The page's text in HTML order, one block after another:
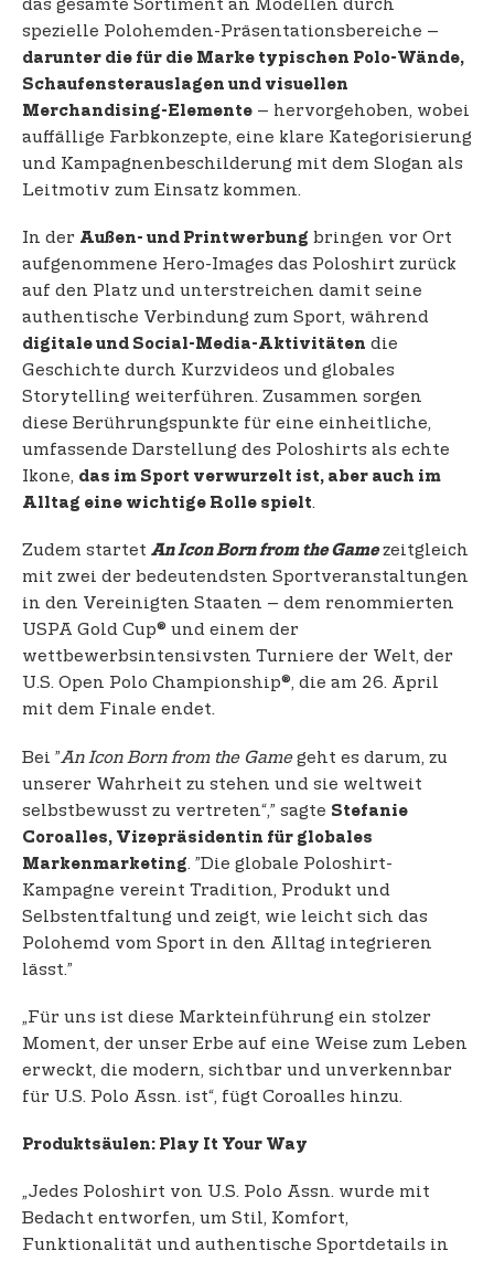
das gesamte Sortiment an Modellen durch
spezielle Polohemden-Präsentationsbereiche –
darunter die für die Marke typischen Polo-Wände,
Schaufensterauslagen und visuellen
Merchandising-Elemente – hervorgehoben, wobei
auffällige Farbkonzepte, eine klare Kategorisierung
und Kampagnenbeschilderung mit dem Slogan als
Leitmotiv zum Einsatz kommen.
In der Außen- und Printwerbung bringen vor Ort
aufgenommene Hero-Images das Poloshirt zurück
auf den Platz und unterstreichen damit seine
authentische Verbindung zum Sport, während
digitale und Social-Media-Aktivitäten die
Geschichte durch Kurzvideos und globales
Storytelling weiterführen. Zusammen sorgen
diese Berührungspunkte für eine einheitliche,
umfassende Darstellung des Poloshirts als echte
Ikone, das im Sport verwurzelt ist, aber auch im
Alltag eine wichtige Rolle spielt.
Zudem startet An Icon Born from the Gamezeitgleich
mit zwei der bedeutendsten Sportveranstaltungen
in den Vereinigten Staaten – dem renommierten
USPA Gold Cup® und einem der
wettbewerbsintensivsten Turniere der Welt, der
U.S. Open Polo Championship®, die am 26. April
mit dem Finale endet.
Bei ”An Icon Born from the Gamegeht es darum, zu
unserer Wahrheit zu stehen und sie weltweit
selbstbewusst zu vertreten“,” sagte Stefanie
Coroalles, Vizepräsidentin für globales
Markenmarketing. ”Die globale Poloshirt-
Kampagne vereint Tradition, Produkt und
Selbstentfaltung und zeigt, wie leicht sich das
Polohemd vom Sport in den Alltag integrieren
lässt.”
„Für uns ist diese Markteinführung ein stolzer
Moment, der unser Erbe auf eine Weise zum Leben
erweckt, die modern, sichtbar und unverkennbar
für U.S. Polo Assn. ist“, fügt Coroalles hinzu.
Produktsäulen: Play It Your Way
„Jedes Poloshirt von U.S. Polo Assn. wurde mit
Bedacht entworfen, um Stil, Komfort,
Funktionalität und authentische Sportdetails in